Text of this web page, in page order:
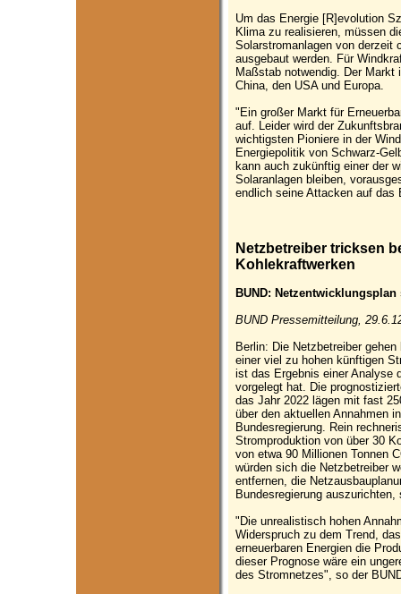
Um das Energie [R]evolution
Klima zu realisieren, müssen
Solarstromanlagen von derzeit
ausgebaut werden. Für
Maßstab notwendig. Der
China, den USA und Europa.
"Ein großer Markt für
auf. Leider wird der
wichtigsten Pioniere in der
Energiepolitik von Schwarz-
kann auch zukünftig einer der
Solaranlagen bleiben,
endlich seine Attacken auf das
Netzbetreiber tricksen
Kohlekraftwerken
BUND:
BUND Pressemitteilung,
Berlin: Die Netzbetreiber
einer viel zu hohen künftigen
ist das Ergebnis einer Analyse
vorgelegt hat. Die
das Jahr 2022 lägen mit fast
über den aktuellen Annahmen
Bundesregierung. Rein
Stromproduktion von über 30
von etwa 90 Millionen Tonnen
würden sich die Netzbetreiber
entfernen, die
Bundesregierung auszurichten,
"Die unrealistisch hohen
Widerspruch zu dem Trend,
erneuerbaren Energien die
dieser Prognose wäre ein
des Stromnetzes", so der